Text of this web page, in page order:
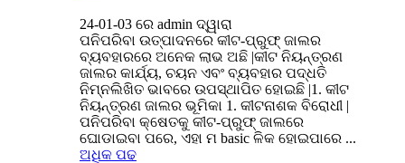
24-01-03 ରେ admin ଦ୍ୱାରା
ପନିପରିବା ଉତ୍ପାଦନରେ କୀଟ-ପ୍ରୁଫ୍ ଜାଲର
ବ୍ୟବହାରରେ ଅନେକ ଲାଭ ଅଛି |କୀଟ ନିୟନ୍ତ୍ରଣ
ଜାଲର କାର୍ଯ୍ୟ, ଚୟନ ଏବଂ ବ୍ୟବହାର ପଦ୍ଧତି
ନିମ୍ନଲିଖିତ ଭାବରେ ଉପସ୍ଥାପିତ ହୋଇଛି |1. କୀଟ
ନିୟନ୍ତ୍ରଣ ଜାଲର ଭୂମିକା 1. କୀଟନାଶକ ବିରୋଧୀ |
ପନିପରିବା କ୍ଷେତକୁ କୀଟ-ପ୍ରୁଫ୍ ଜାଲରେ
ଘୋଡାଇବା ପରେ, ଏହା ମ basic ଳିକ ହୋଇପାରେ ...
ଅଧିକ ପଢ